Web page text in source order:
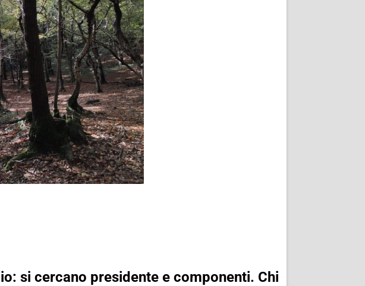
si cercano presidente e componenti. Chi